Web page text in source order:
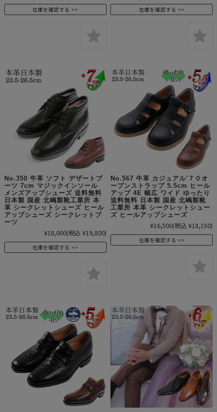
在庫を確認する 在庫を確認する
No.350 牛革 ソフト デザートブ
ーツ 7cm マジックインソール
メンズアップシューズ 送料無料
日本製 国産 北嶋製靴工業所 本
革 シークレットシューズ ヒール
アップシューズ シークレットブ
ーツ
¥18,000(税込 ¥19,800)
在庫を確認する
No.567 牛革 カジュアル'７０オ
ープンストラップ 5.5cm ヒール
アップ 4E 幅広 ワイド ゆったり
送料無料 日本製 国産 北嶋製靴
工業所 本革 シークレットシュー
ズ ヒールアップシューズ
¥16,500(税込 ¥18,150)
在庫を確認する